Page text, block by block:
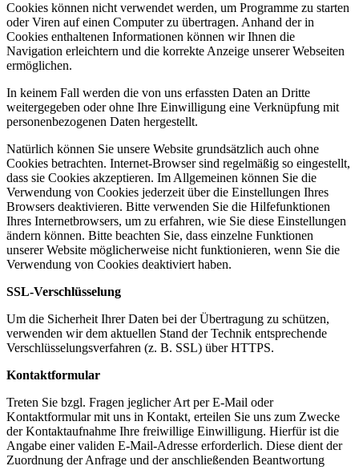
Cookies können nicht verwendet werden, um Programme zu starten
oder Viren auf einen Computer zu übertragen. Anhand der in
Cookies enthaltenen Informationen können wir Ihnen die
Navigation erleichtern und die korrekte Anzeige unserer Webseiten
ermöglichen.
In keinem Fall werden die von uns erfassten Daten an Dritte
weitergegeben oder ohne Ihre Einwilligung eine Verknüpfung mit
personenbezogenen Daten hergestellt.
Natürlich können Sie unsere Website grundsätzlich auch ohne
Cookies betrachten. Internet-Browser sind regelmäßig so eingestellt,
dass sie Cookies akzeptieren. Im Allgemeinen können Sie die
Verwendung von Cookies jederzeit über die Einstellungen Ihres
Browsers deaktivieren. Bitte verwenden Sie die Hilfefunktionen
Ihres Internetbrowsers, um zu erfahren, wie Sie diese Einstellungen
ändern können. Bitte beachten Sie, dass einzelne Funktionen
unserer Website möglicherweise nicht funktionieren, wenn Sie die
Verwendung von Cookies deaktiviert haben.
SSL-Verschlüsselung
Um die Sicherheit Ihrer Daten bei der Übertragung zu schützen,
verwenden wir dem aktuellen Stand der Technik entsprechende
Verschlüsselungsverfahren (z. B. SSL) über HTTPS.
Kontaktformular
Treten Sie bzgl. Fragen jeglicher Art per E-Mail oder
Kontaktformular mit uns in Kontakt, erteilen Sie uns zum Zwecke
der Kontaktaufnahme Ihre freiwillige Einwilligung. Hierfür ist die
Angabe einer validen E-Mail-Adresse erforderlich. Diese dient der
Zuordnung der Anfrage und der anschließenden Beantwortung